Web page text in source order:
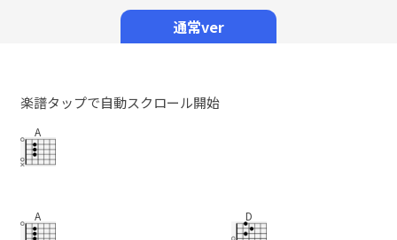
通常ver
楽譜タップで自動スクロール開始
A
A D